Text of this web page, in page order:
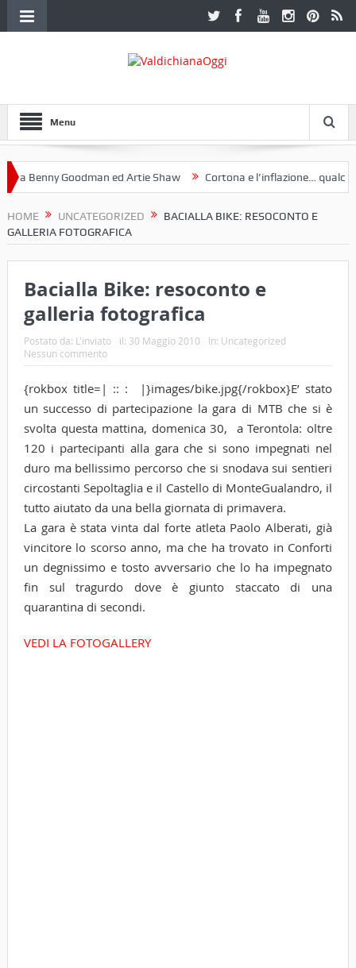
Menu
a Benny Goodman ed Artie Shaw Cortona e l’inflazione… qualche
HOME UNCATEGORIZED
BACIALLA BIKE: RESOCONTO E
GALLERIA FOTOGRAFICA
Bacialla Bike: resoconto e
galleria fotografica
Postato da: L'inviato il: 30 Maggio 2010 In: Uncategorized
Nessun commento
{rokbox title=| :: : |}images/bike.jpg{/rokbox}E’ stato
un successo di partecipazione la gara di MTB che si è
svolta questa mattina, domenica 30, a Terontola: oltre
120 i partecipanti alla gara che si sono impegnati nel
duro ma bellissimo percorso che si snodava sui sentieri
circostanti Sepoltaglia e il Castello di MonteGualandro, il
tutto aiutato da una bella giornata di primavera.
La gara è stata vinta dal forte atleta Paolo Alberati, già
vincitore lo scorso anno, ma che ha trovato in Conforti
un degnissimo e tosto avversario che lo ha impegnato
fin sul tragurdo dove è giunto staccato di una
quarantina di secondi.
VEDI LA FOTOGALLERY